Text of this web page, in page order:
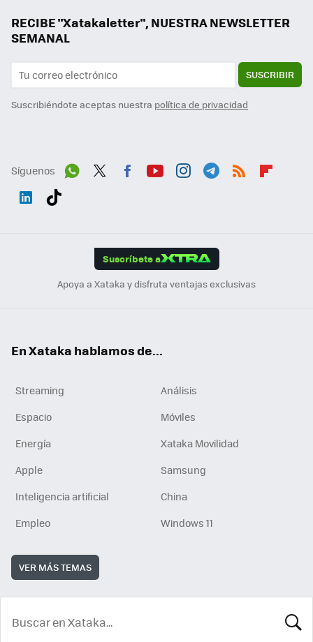
RECIBE "Xatakaletter", NUESTRA NEWSLETTER
SEMANAL
SUSCRIBIR
Suscribiéndote aceptas nuestra política de privacidad
Síguenos
Suscríbete a
Apoya a Xataka y disfruta ventajas exclusivas
En Xataka hablamos de...
Streaming
Análisis
Espacio
Móviles
Energía
Xataka Movilidad
Apple
Samsung
Inteligencia artificial
China
Empleo
Windows 11
VER MÁS TEMAS